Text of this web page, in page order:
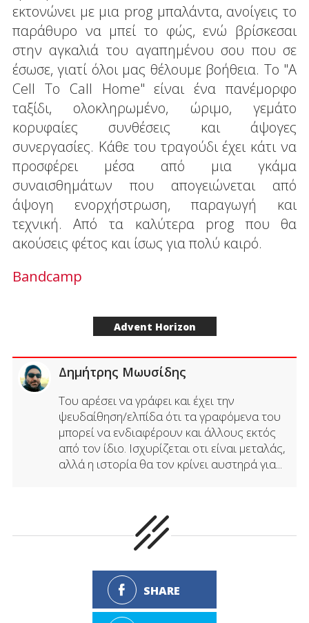
εκτονώνει με μια prog μπαλάντα, ανοίγεις το
παράθυρο να μπεί το φώς, ενώ βρίσκεσαι
στην αγκαλιά του αγαπημένου σου που σε
έσωσε, γιατί όλοι μας θέλουμε βοήθεια. Το "A
Cell To Call Home" είναι ένα πανέμορφο
ταξίδι, ολοκληρωμένο, ώριμο, γεμάτο
κορυφαίες συνθέσεις και άψογες
συνεργασίες. Κάθε του τραγούδι έχει κάτι να
προσφέρει μέσα από μια γκάμα
συναισθημάτων που απογειώνεται από
άψογη ενορχήστρωση, παραγωγή και
τεχνική. Από τα καλύτερα prog που θα
ακούσεις φέτος και ίσως για πολύ καιρό.
Bandcamp
Advent Horizon
Δημήτρης Μωυσίδης
Του αρέσει να γράφει και έχει την
ψευδαίθηση/ελπίδα ότι τα γραφόμενα του
μπορεί να ενδιαφέρουν και άλλους εκτός
από τον ίδιο. Ισχυρίζεται οτι είναι μεταλάς,
αλλά η ιστορία θα τον κρίνει αυστηρά για...
SHARE